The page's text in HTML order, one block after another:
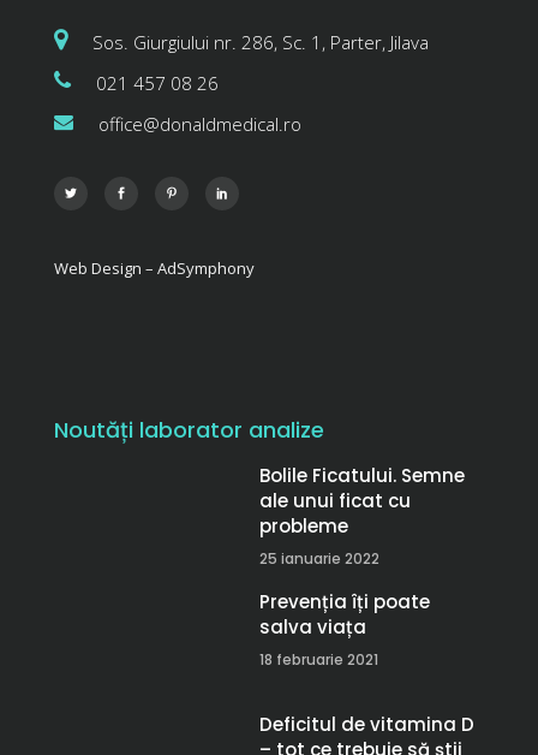
Sos. Giurgiului nr. 286, Sc. 1, Parter, Jilava
021 457 08 26
office@donaldmedical.ro
Web Design – AdSymphony
Noutăți laborator analize
Bolile Ficatului. Semne
ale unui ficat cu
probleme
25 ianuarie 2022
Prevenția îți poate
salva viața
18 februarie 2021
Deficitul de vitamina D
– tot ce trebuie să știi